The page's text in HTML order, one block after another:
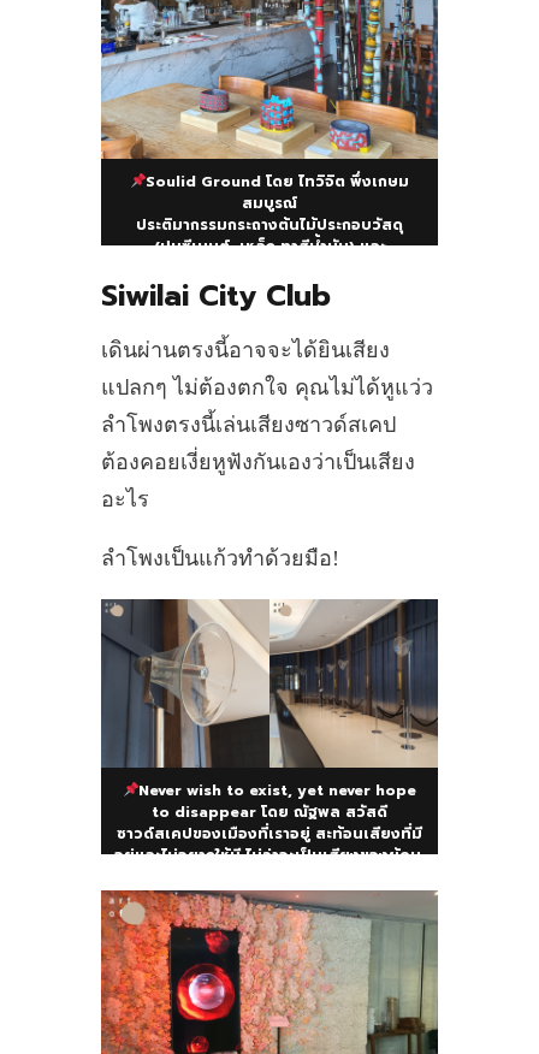
Soulid Ground โดย ไทวิจิต พึ่งเกษม
สมบูรณ์
ประติมากรรมกระถางต้นไม้ประกอบวัสดุ
(ปูนซีเมนต์, เหล็ก ทาสีน้ำมัน) และ
ใจมาจากต้น Euphorbia
Siwilai City Club
เดินผ่านตรงนี้อาจจะได้ยินเสียง
แปลกๆ ไม่ต้องตกใจ คุณไม่ได้หูแว่ว
ลำโพงตรงนี้เล่นเสียงซาวด์สเคป
ต้องคอยเงี่ยหูฟังกันเองว่าเป็นเสียง
อะไร
ลำโพงเป็นแก้วทำด้วยมือ!
Never wish to exist, yet never hope
to disappear โดย ณัฐพล สวัสดี
ซาวด์สเคปของเมืองที่เราอยู่ สะท้อนเสียงที่มี
อยู่และไม่อยากให้มี ไม่ว่าจะเป็นเสียงของผู้คน,